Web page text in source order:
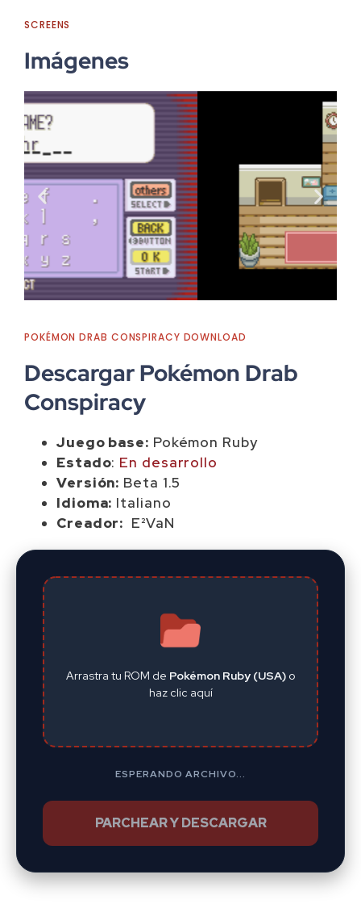
SCREENS
Imágenes
POKÉMON DRAB CONSPIRACY DOWNLOAD
Descargar Pokémon Drab
Conspiracy
Juego base: Pokémon Ruby
Estado: En desarrollo
Versión: Beta 1.5
Idioma: Italiano
Creador: E²VaN
Arrastra tu ROM de Pokémon Ruby (USA) o
haz clic aquí
ESPERANDO ARCHIVO...
PARCHEAR Y DESCARGAR